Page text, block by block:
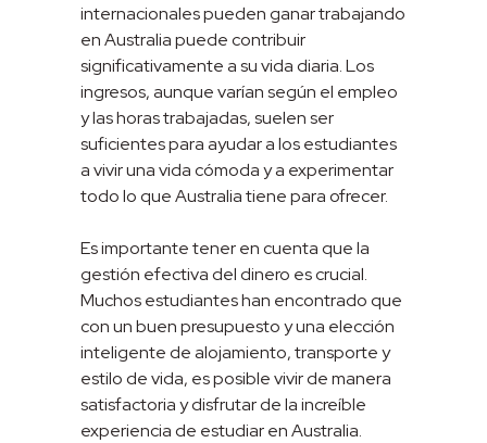
internacionales pueden ganar trabajando
en Australia puede contribuir
significativamente a su vida diaria. Los
ingresos, aunque varían según el empleo
y las horas trabajadas, suelen ser
suficientes para ayudar a los estudiantes
a vivir una vida cómoda y a experimentar
todo lo que Australia tiene para ofrecer.
Es importante tener en cuenta que la
gestión efectiva del dinero es crucial.
Muchos estudiantes han encontrado que
con un buen presupuesto y una elección
inteligente de alojamiento, transporte y
estilo de vida, es posible vivir de manera
satisfactoria y disfrutar de la increíble
experiencia de estudiar en Australia.